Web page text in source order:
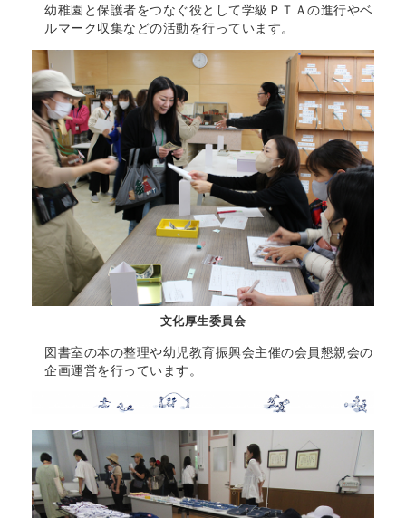
幼稚園と保護者をつなぐ役として学級ＰＴＡの進行やベ
ルマーク収集などの活動を行っています。
文化厚生委員会
図書室の本の整理や幼児教育振興会主催の会員懇親会の
企画運営を行っています。